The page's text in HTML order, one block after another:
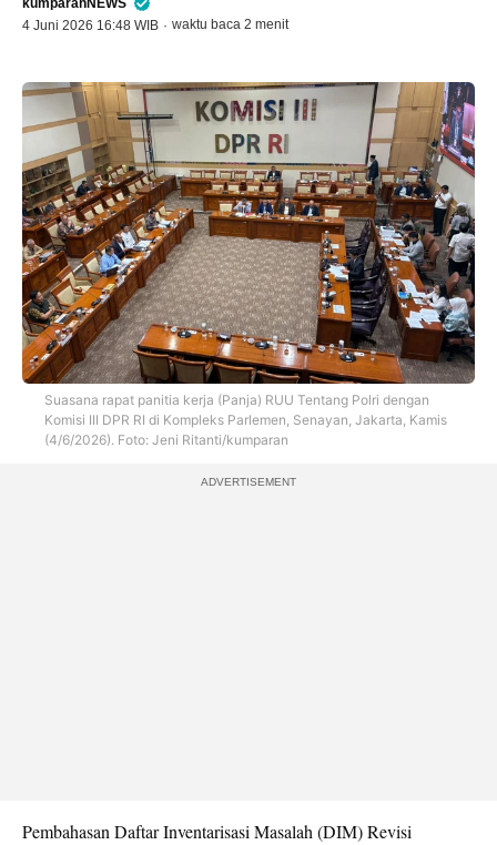
kumparanNEWS
4 Juni 2026 16:48 WIB · waktu baca 2 menit
Suasana rapat panitia kerja (Panja) RUU Tentang Polri dengan
Komisi III DPR RI di Kompleks Parlemen, Senayan, Jakarta, Kamis
(4/6/2026). Foto: Jeni Ritanti/kumparan
ADVERTISEMENT
Pembahasan Daftar Inventarisasi Masalah (DIM) Revisi